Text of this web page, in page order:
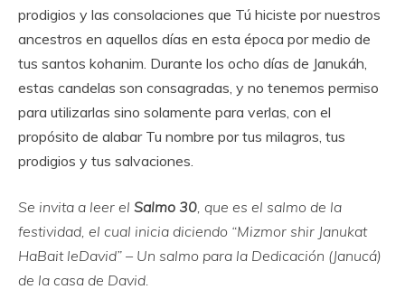
prodigios y las consolaciones que Tú hiciste por nuestros
ancestros en aquellos días en esta época por medio de
tus santos kohanim. Durante los ocho días de Janukáh,
estas candelas son consagradas, y no tenemos permiso
para utilizarlas sino solamente para verlas, con el
propósito de alabar Tu nombre por tus milagros, tus
prodigios y tus salvaciones.
Se invita a leer el Salmo 30, que es el salmo de la
festividad, el cual inicia diciendo “Mizmor shir Janukat
HaBait leDavid” – Un salmo para la Dedicación (Janucá)
de la casa de David.